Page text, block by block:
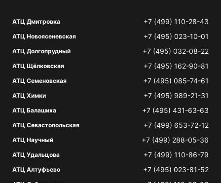
АТЦ Дмитровка +7 (499) 110-28-43
АТЦ Новоясеневская +7 (495) 023-10-01
АТЦ Долгопрудный +7 (495) 032-08-22
АТЦ Щёлковская +7 (495) 162-90-81
АТЦ Семеновская +7 (495) 085-74-61
АТЦ Химки +7 (495) 989-21-31
АТЦ Балашиха +7 (495) 431-63-63
АТЦ Севастопольская +7 (499) 653-72-12
АТЦ Научный +7 (499) 288-05-36
АТЦ Удальцова +7 (499) 110-86-79
АТЦ Алтуфьево +7 (495) 023-81-52